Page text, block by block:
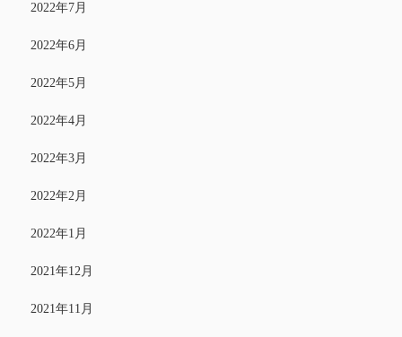
2022年7月
2022年6月
2022年5月
2022年4月
2022年3月
2022年2月
2022年1月
2021年12月
2021年11月